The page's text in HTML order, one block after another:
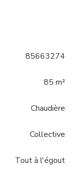
85663274
85 m²
Chaudière
Collective
Tout à l'égout